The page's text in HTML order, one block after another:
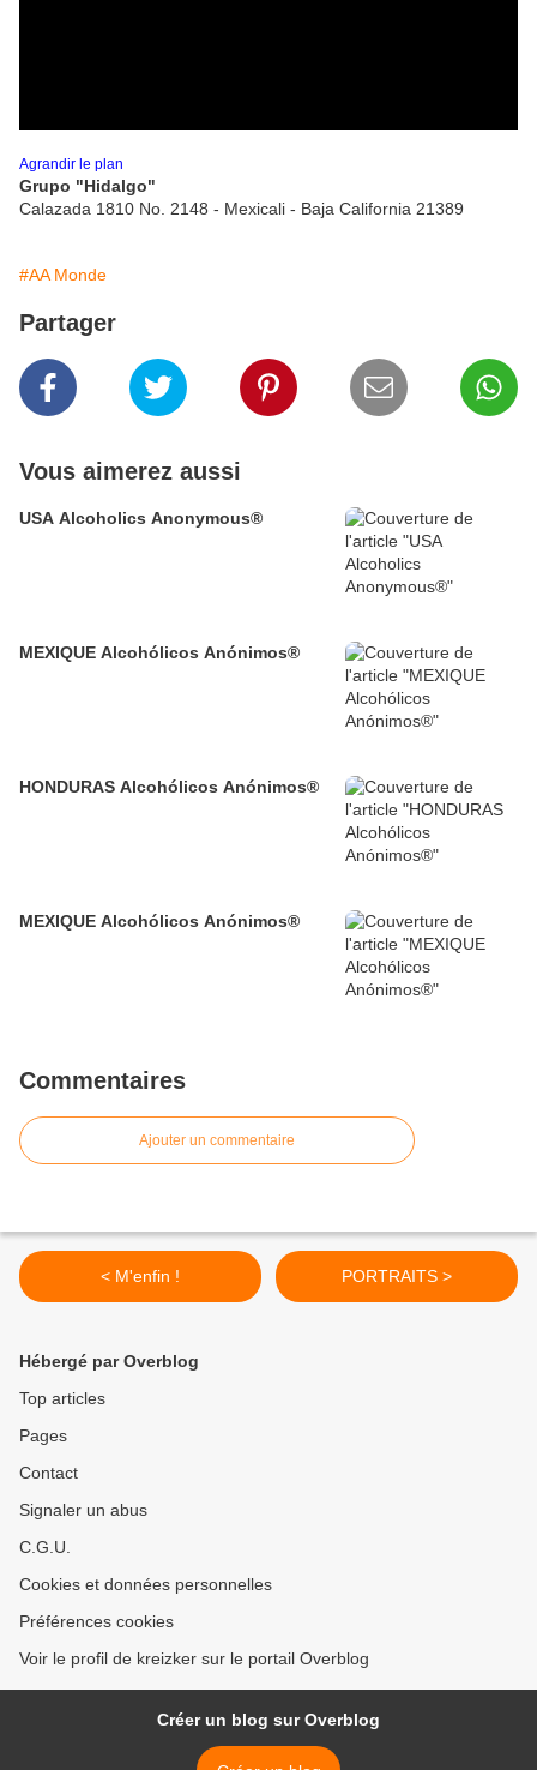
Agrandir le plan
Grupo "Hidalgo"
Calazada 1810 No. 2148 - Mexicali - Baja California 21389
#AA Monde
Partager
Vous aimerez aussi
USA Alcoholics Anonymous®
MEXIQUE Alcohólicos Anónimos®
HONDURAS Alcohólicos Anónimos®
MEXIQUE Alcohólicos Anónimos®
Commentaires
Ajouter un commentaire
< M'enfin ! PORTRAITS >
Hébergé par Overblog
Top articles
Pages
Contact
Signaler un abus
C.G.U.
Cookies et données personnelles
Préférences cookies
Voir le profil de kreizker sur le portail Overblog
Créer un blog sur Overblog